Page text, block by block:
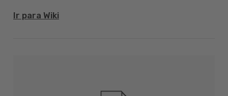
Ir para Wiki